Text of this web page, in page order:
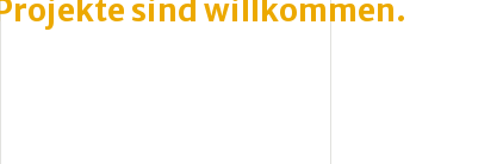
sind willkommen.